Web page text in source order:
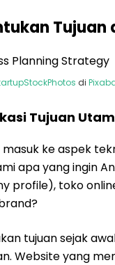
Tujuan
di
Tujuan
masuk ke aspek
apa yang ingin
profile), toko
tujuan sejak
Website yang